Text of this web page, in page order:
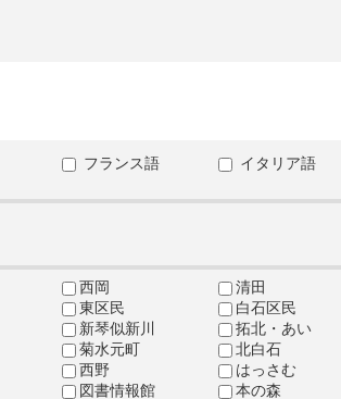
フランス語
イタリア語
西岡
清田
東区民
白石区民
新琴似新川
拓北・あい
菊水元町
北白石
西野
はっさむ
図書情報館 本の森